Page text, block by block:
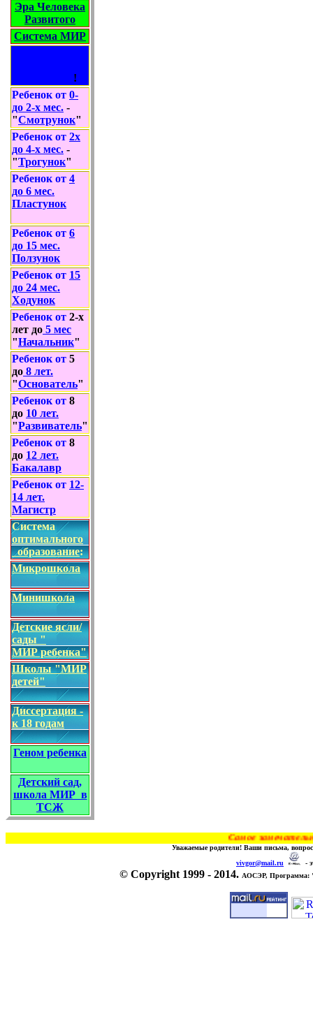
Эра Человека
Развитого
Система МИР
!
Ребенок от 0-
до 2-х мес. -
"Смотрунок"
Ребенок от 2х
до 4-х мес. -
"Трогунок"
Ребенок от 4
до 6 мес.
Пластунок
Ребенок от 6
до 15 мес.
Ползунок
Ребенок от 15
до 24 мес.
Ходунок
Ребенок от 2-х
лет до 5 мес
"Начальник"
Ребенок от 5
до 8 лет.
"Основатель"
Ребенок от 8
до 10 лет.
"Развиватель"
Ребенок от 8
до 12 лет.
Бакалавр
Ребенок от 12-
14 лет.
Магистр
Система
оптимального
образование:
Микрошкола
Минишкола
Детские ясли/
сады "
МИР ребенка"
Школы "МИР
детей"
Диссертация -
к 18 годам
Геном ребенка
Детский сад,
школа МИР в
ТСЖ
Самое замечательное
Уважаемые родители! Ваши письма,
vivgor@mail.ru
-
© Copyright 1999 - 2014. АОСЭР, Программа: